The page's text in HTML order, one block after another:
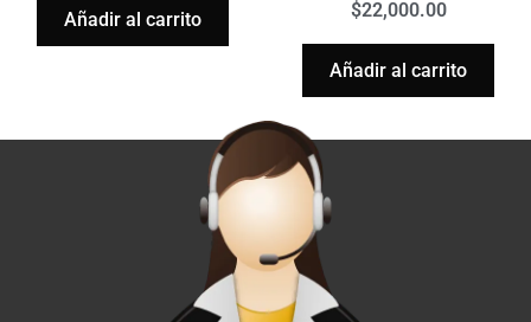
Añadir al carrito
$22,000.00
Añadir al carrito